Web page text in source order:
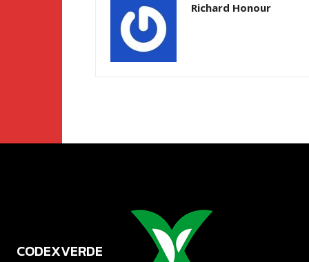
Richard Honour
CODEXVERDE